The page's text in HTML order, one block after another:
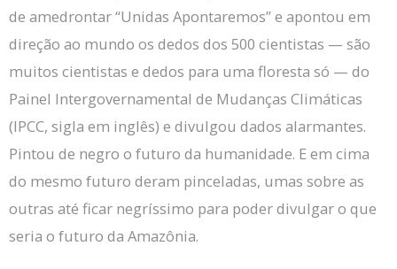
de amedrontar “Unidas Apontaremos” e apontou em
direção ao mundo os dedos dos 500 cientistas — são
muitos cientistas e dedos para uma floresta só — do
Painel Intergovernamental de Mudanças Climáticas
(IPCC, sigla em inglês) e divulgou dados alarmantes.
Pintou de negro o futuro da humanidade. E em cima
do mesmo futuro deram pinceladas, umas sobre as
outras até ficar negríssimo para poder divulgar o que
seria o futuro da Amazônia.